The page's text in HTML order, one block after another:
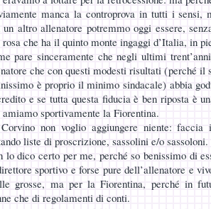
manca la controprova in tutti i sensi,
un altro allenatore potremmo oggi essere,
rosa che ha il quinto monte ingaggi d’Italia, in
pare sinceramente che negli ultimi
che con questi modesti risultati (perché il
è proprio il minimo sindacale) abbia
e se tutta questa fiducia è ben riposta è
amiamo sportivamente la Fiorentina.
non voglio aggiungere niente:
liste di proscrizione, sassolini e/o sassoloni.
lo dico certo per me, perché so benissimo di
sportivo e forse pure dell’allenatore e
grosse, ma per la Fiorentina, perché in
che di regolamenti di conti.